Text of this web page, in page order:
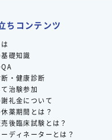
ちコンテンツ
礎知識
・健康診断
治験参加
礼金について
薬期間とは？
後臨床試験とは？
ディネーターとは？